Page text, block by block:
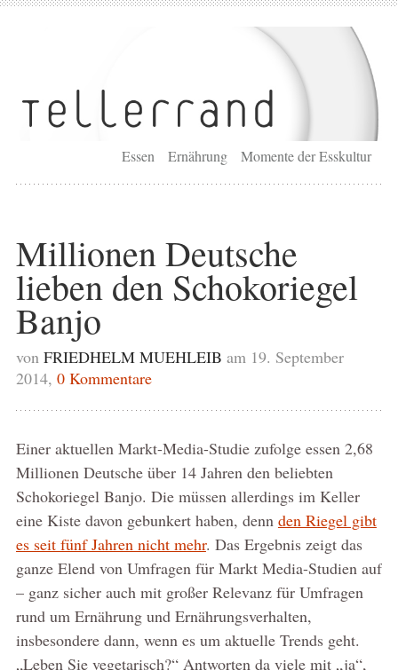
Essen Ernährung Momente der Esskultur
Millionen Deutsche
lieben den Schokoriegel
Banjo
von FRIEDHELM MUEHLEIB am 19. September
2014, 0 Kommentare
Einer aktuellen Markt-Media-Studie zufolge essen 2,68
Millionen Deutsche über 14 Jahren den beliebten
Schokoriegel Banjo. Die müssen allerdings im Keller
eine Kiste davon gebunkert haben, denn den Riegel gibt
es seit fünf Jahren nicht mehr. Das Ergebnis zeigt das
ganze Elend von Umfragen für Markt Media-Studien auf
– ganz sicher auch mit großer Relevanz für Umfragen
rund um Ernährung und Ernährungsverhalten,
insbesondere dann, wenn es um aktuelle Trends geht.
„Leben Sie vegetarisch?“ Antworten da viele mit „ja“,